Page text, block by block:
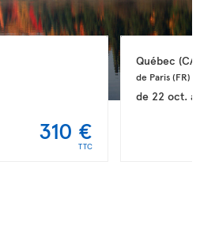
310 €
TTC
Québec (CA)
de Paris (FR)
de 22 oct.